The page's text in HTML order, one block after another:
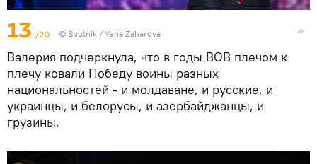
13 /20 © Sputnik / Yana Zaharova
Валерия подчеркнула, что в годы ВОВ плечом к
плечу ковали Победу воины разных
национальностей - и молдаване, и русские, и
украинцы, и белорусы, и азербайджанцы, и
грузины.